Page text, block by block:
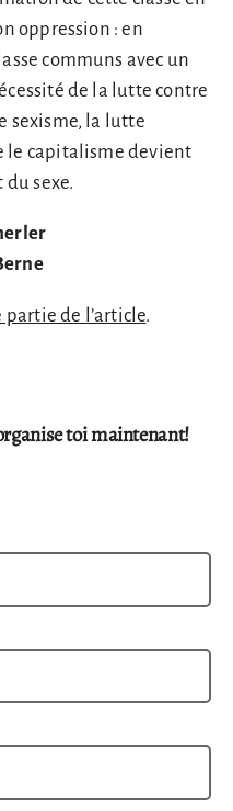
oppression : en
communs avec un
de la lutte contre
sexisme, la lutte
le capitalisme devient
sexe.
de l’article.
toi maintenant!